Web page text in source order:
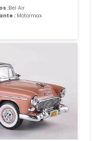
:Bel Air
: Motormax